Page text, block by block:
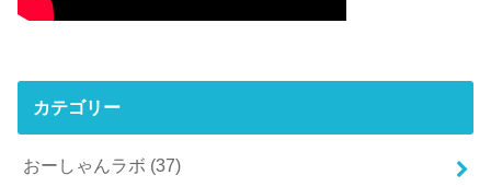
カテゴリー
おーしゃんラボ (37)